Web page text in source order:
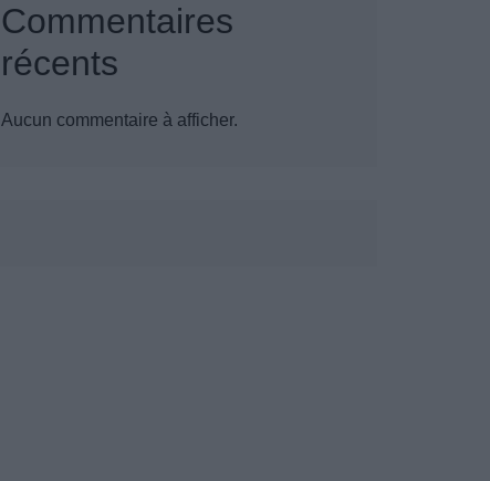
Commentaires
récents
Aucun commentaire à afficher.